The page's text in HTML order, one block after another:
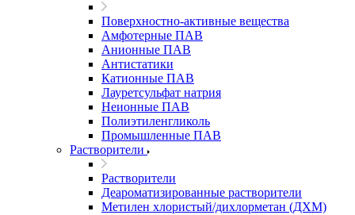
Поверхностно-активные вещества
Амфотерные ПАВ
Анионные ПАВ
Антистатики
Катионные ПАВ
Лауретсульфат натрия
Неионные ПАВ
Полиэтиленгликоль
Промышленные ПАВ
Растворители
Растворители
Деароматизированные растворители
Метилен хлористый/дихлорметан (ДХМ)